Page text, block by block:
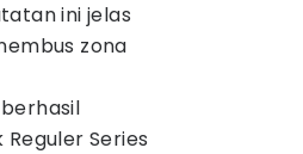
ini jelas
zona
Series